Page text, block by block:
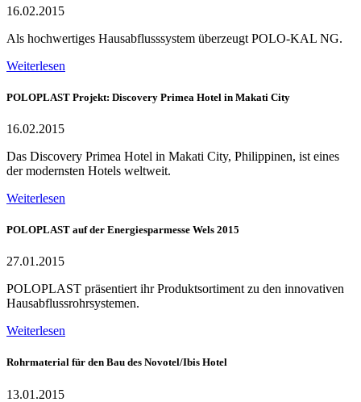
16.02.2015
Als hochwertiges Hausabflusssystem überzeugt POLO-KAL NG.
Weiterlesen
POLOPLAST Projekt: Discovery Primea Hotel in Makati City
16.02.2015
Das Discovery Primea Hotel in Makati City, Philippinen, ist eines
der modernsten Hotels weltweit.
Weiterlesen
POLOPLAST auf der Energiesparmesse Wels 2015
27.01.2015
POLOPLAST präsentiert ihr Produktsortiment zu den innovativen
Hausabflussrohrsystemen.
Weiterlesen
Rohrmaterial für den Bau des Novotel/Ibis Hotel
13.01.2015